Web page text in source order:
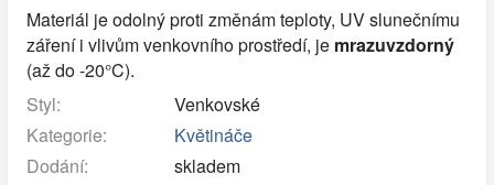
Materiál je odolný proti změnám teploty, UV slunečnímu
záření i vlivům venkovního prostředí, je mrazuvzdorný
(až do -20°C).
Styl:
Venkovské
Kategorie:
Květináče
Dodání:
skladem